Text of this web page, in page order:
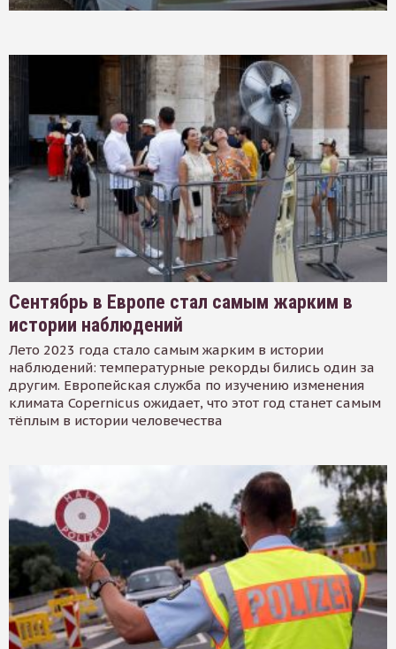
Сентябрь в Европе стал самым жарким в
истории наблюдений
Лето 2023 года стало самым жарким в истории
наблюдений: температурные рекорды бились один за
другим. Европейская служба по изучению изменения
климата Copernicus ожидает, что этот год станет самым
тёплым в истории человечества